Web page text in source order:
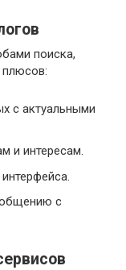
поиска,
с актуальными
и интересам.
общению с